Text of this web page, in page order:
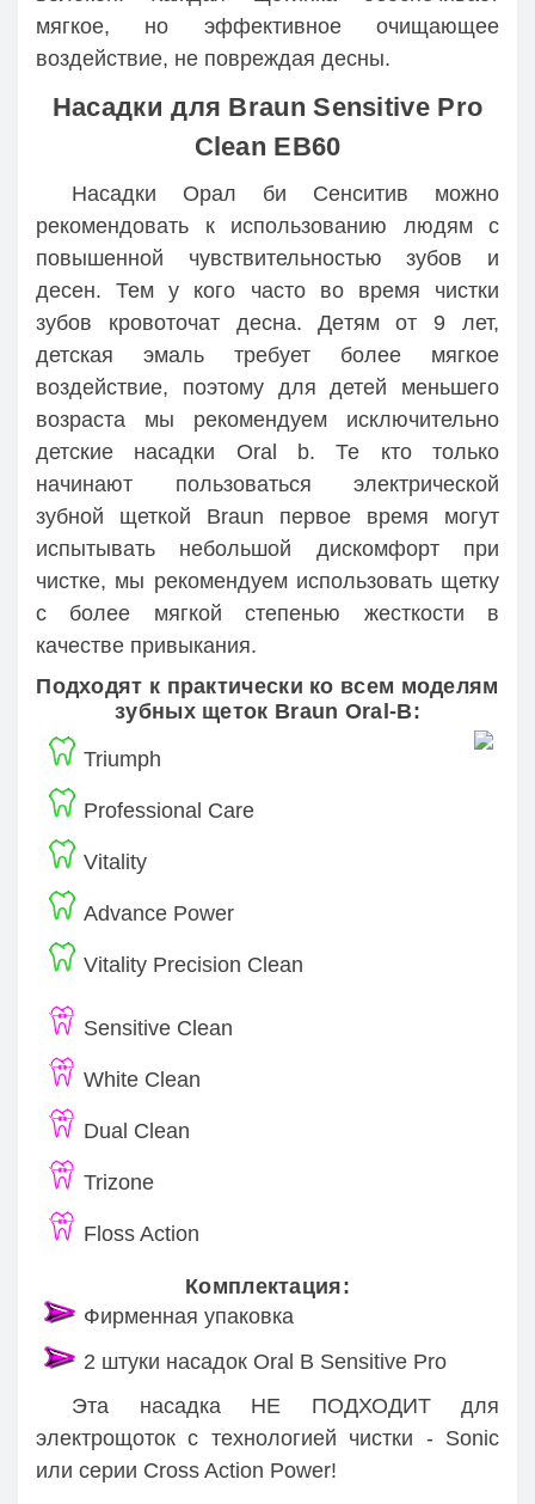
мягкое, но эффективное очищающее
воздействие, не повреждая десны.
Насадки для Braun Sensitive Pro
Clean EB60
Насадки Орал би Сенситив можно
рекомендовать к использованию людям с
повышенной чувствительностью зубов и
десен. Тем у кого часто во время чистки
зубов кровоточат десна. Детям от 9 лет,
детская эмаль требует более мягкое
воздействие, поэтому для детей меньшего
возраста мы рекомендуем исключительно
детские насадки Oral b. Те кто только
начинают пользоваться электрической
зубной щеткой Braun первое время могут
испытывать небольшой дискомфорт при
чистке, мы рекомендуем использовать щетку
с более мягкой степенью жесткости в
качестве привыкания.
Подходят к практически ко всем моделям
зубных щеток Braun Oral-B:
Triumph
Professional Care
Vitality
Advance Power
Vitality Precision Clean
Sensitive Clean
White Clean
Dual Clean
Trizone
Floss Action
Комплектация:
Фирменная упаковка
2 штуки насадок Oral B Sensitive Pro
Эта насадка НЕ ПОДХОДИТ для
электрощоток с технологией чистки - Sonic
или серии Cross Action Power!